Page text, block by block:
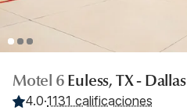
Motel 6 Euless, TX - Dallas
4.0·1131 calificaciones